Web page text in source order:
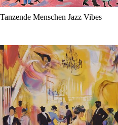
Tanzende Menschen Jazz Vibes